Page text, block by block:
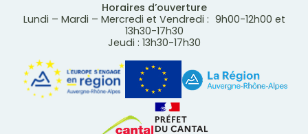
Horaires d’ouverture
Lundi – Mardi – Mercredi et Vendredi : 9h00-12h00 et
13h30-17h30
Jeudi : 13h30-17h30